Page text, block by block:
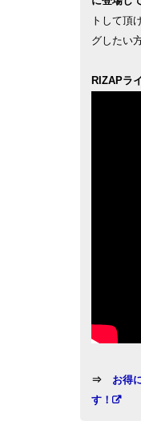
トして頂
グしたい
RIZAPラ
⇒
お得
す！